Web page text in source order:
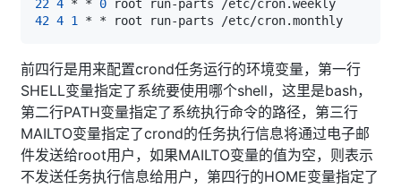
22 4 * * 0
42 4 1
前四行是用来配置crond任务运行的环境变量，第一行
SHELL变量指定了系统要使用哪个shell，这里是bash，
第二行PATH变量指定了系统执行命令的路径，第三行
MAILTO变量指定了crond的任务执行信息将通过电子邮
件发送给root用户，如果MAILTO变量的值为空，则表示
不发送任务执行信息给用户，第四行的HOME变量指定了